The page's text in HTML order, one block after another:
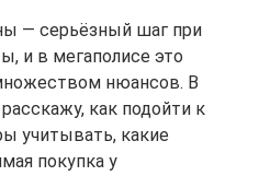
— серьёзный шаг при
и в мегаполисе это
нюансов. В
как подойти к
учитывать, какие
покупка у